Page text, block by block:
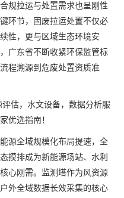
规拉运与处置需求也呈刚性
环节，固废拉运处置不仅必
性，更与区域生态环境安
广东省不断收紧环保监管标
程溯源到危废处置资质准
估，水文设备，数据分析服
优选指南！
全域规模化布局提速，全
摸排成为新能源场站、水利
心刚需。监测塔作为风资源
外全域数据长效采集的核心